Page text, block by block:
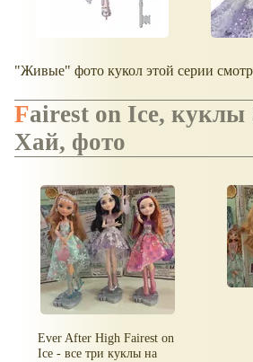
"Живые" фото кукол этой серии
Fairest on Ice, куклы Эвер Афтер
Хай, фото
Ever After High Fairest on
Ice - все три куклы на